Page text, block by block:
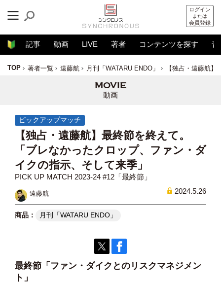
ログイン
または
会員登録
記事 動画 LIVE 著者 コンテンツを探す 音
TOP 著者一覧 遠藤航 月刊「WATARU ENDO」 【独占・遠藤航
動画
ピックアップマッチ
【独占・遠藤航】最終節を終えて。
「ブレなかったクロップ、ファン・ダ
イクの指示、そして来季」
PICK UP MATCH 2023-24 #12「最終節」
遠藤航 2024.5.26
月刊「WATARU ENDO」
最終節「ファン・ダイクとのリスクマネジメン
ト」